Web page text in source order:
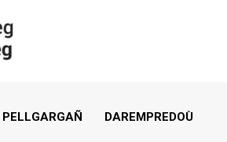
PELLGARGAÑ DAREMPREDOÙ